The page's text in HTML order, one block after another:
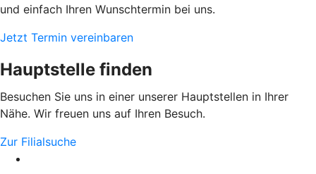
und einfach Ihren Wunschtermin bei uns.
Jetzt Termin vereinbaren
Hauptstelle finden
Besuchen Sie uns in einer unserer Hauptstellen in Ihrer
Nähe. Wir freuen uns auf Ihren Besuch.
Zur Filialsuche